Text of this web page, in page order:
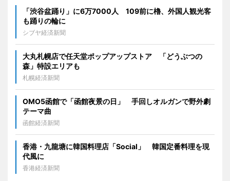
「渋谷盆踊り」に6万7000人 109前に櫓、外国人観光客
も踊りの輪に
シブヤ経済新聞
大丸札幌店で任天堂ポップアップストア 「どうぶつの
森」特設エリアも
札幌経済新聞
OMO5函館で「函館夜景の日」 手回しオルガンで野外劇
テーマ曲
函館経済新聞
香港・九龍塘に韓国料理店「Social」 韓国定番料理を現
代風に
香港経済新聞